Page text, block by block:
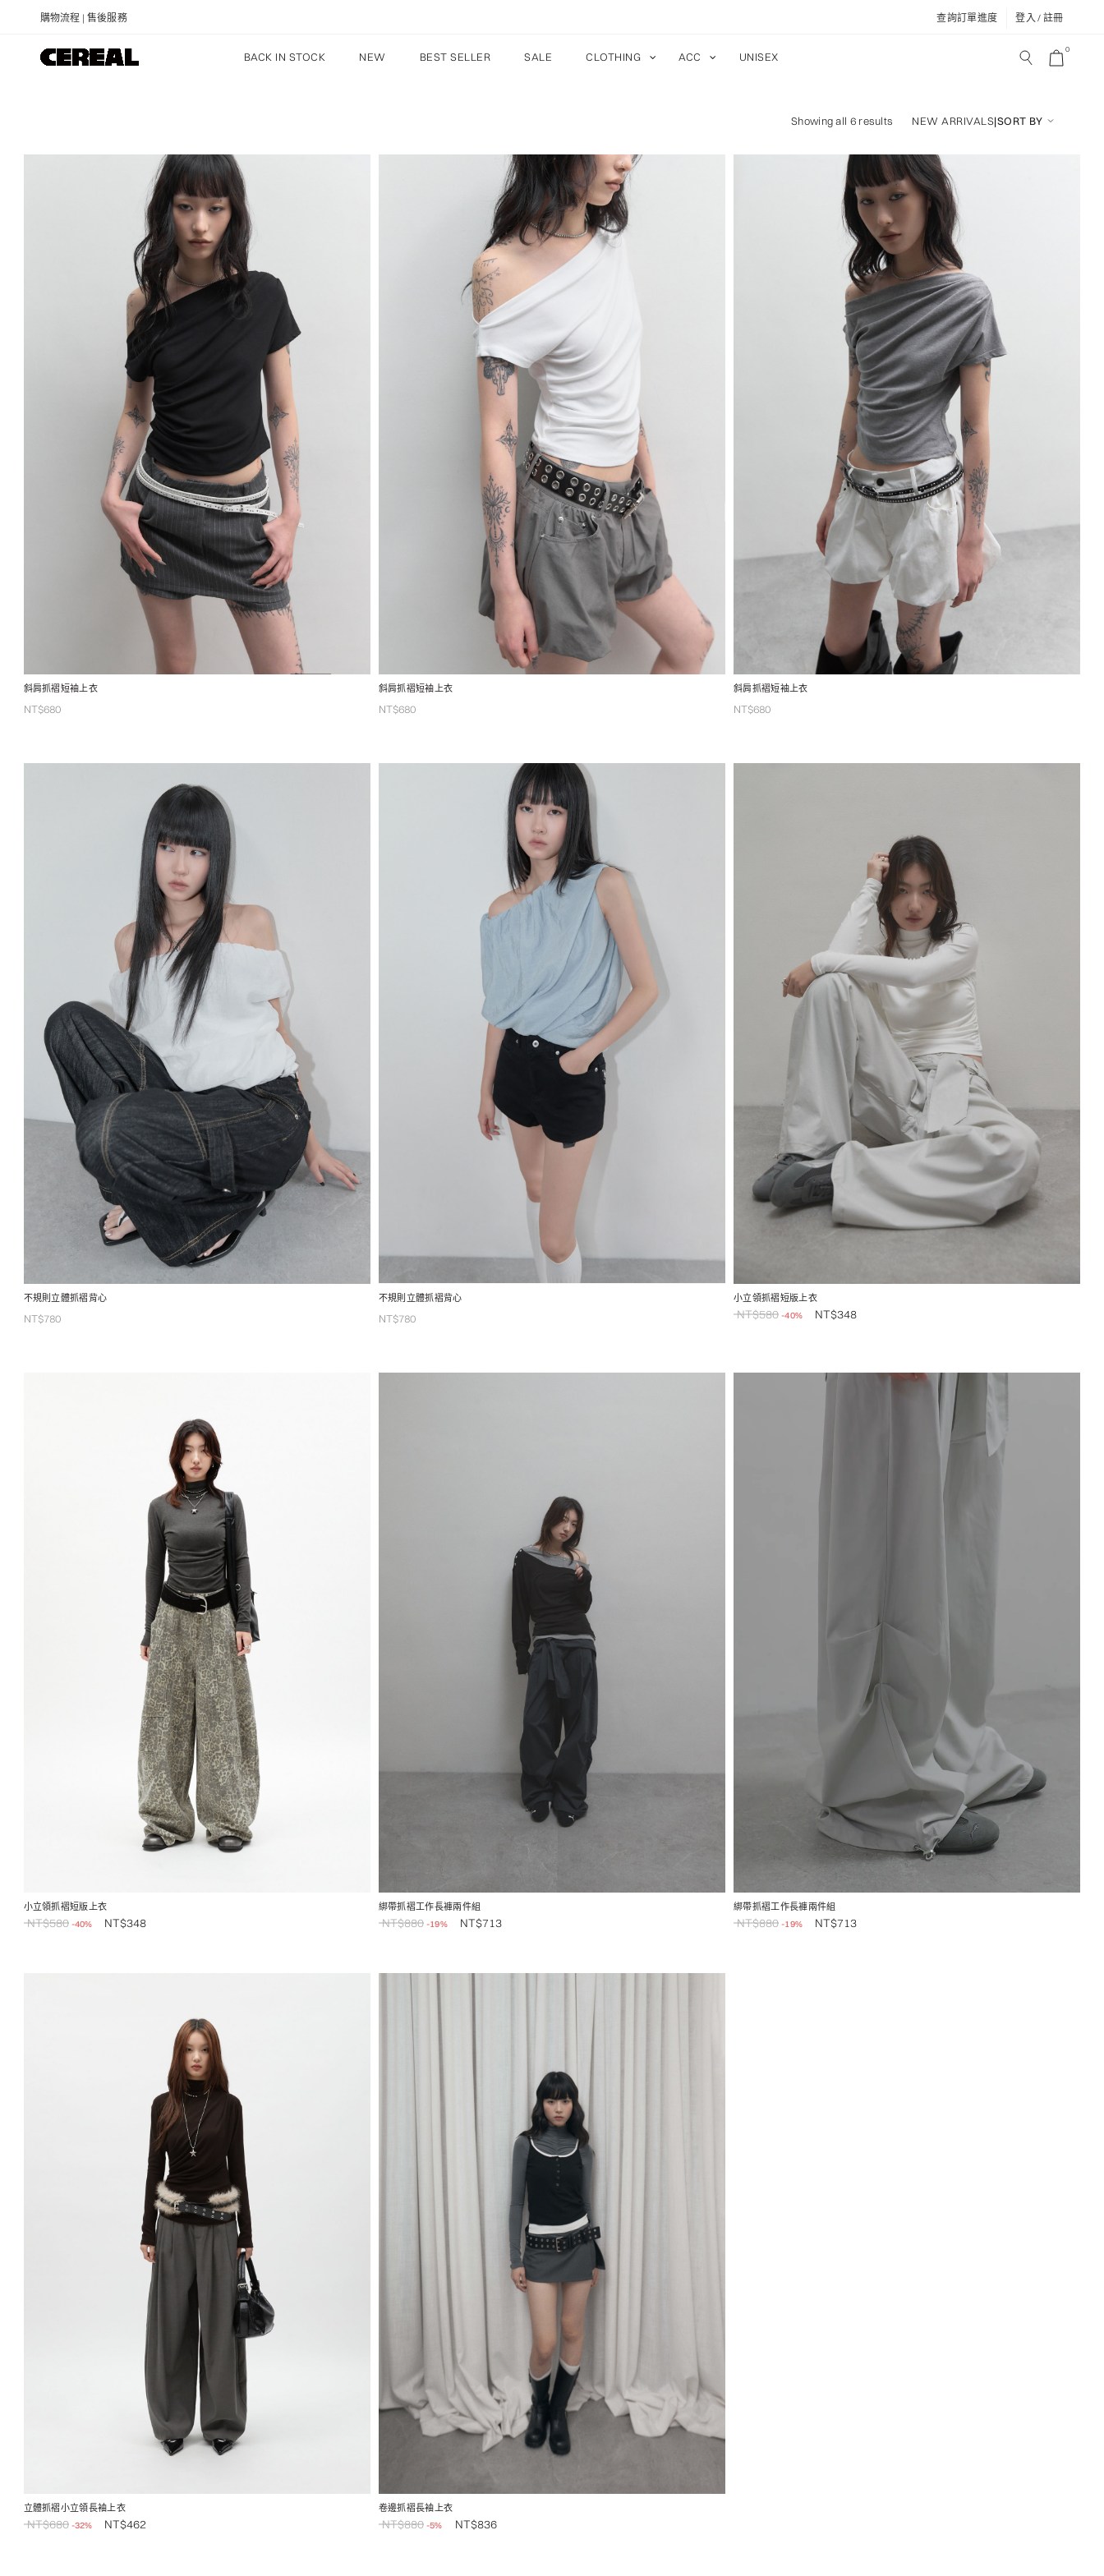
購物流程 | 售後服務 查詢訂單進度 登入 / 註冊
BACK IN STOCK NEW BEST SELLER SALE CLOTHING ACC UNISEX
0
Showing all 6 results NEW ARRIVALS|SORT BY
RECOMMENDED
PRICE: LOW TO HIGH
PRICE: HIGH TO LOW
DISCOUNT: HIGH TO LOW
斜肩抓褶短袖上衣
NT$680
斜肩抓褶短袖上衣
NT$680
斜肩抓褶短袖上衣
NT$680
不規則立體抓褶背心
NT$780
不規則立體抓褶背心
NT$780
小立領抓褶短版上衣
NT$580 -40% NT$348
小立領抓褶短版上衣
NT$580 -40% NT$348
綁帶抓褶工作長褲兩件組
NT$880 -19% NT$713
綁帶抓褶工作長褲兩件組
NT$880 -19% NT$713
立體抓褶小立領長袖上衣
NT$680 -32% NT$462
卷邊抓褶長袖上衣
NT$880 -5% NT$836